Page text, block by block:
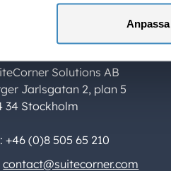
Anpassa
Us
Solutions AB
Jarlsgatan 2, plan 5
34 Stockholm
+46 (0)8 505 65 210
contact@suitecorner.com